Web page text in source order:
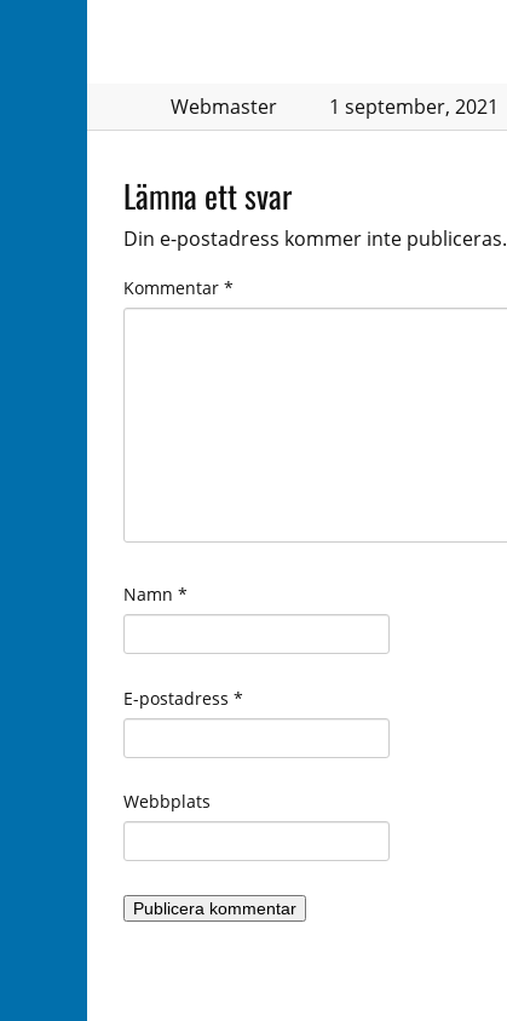
Webmaster 1 september, 2021
Lämna ett svar
Din e-postadress kommer inte publiceras.
Kommentar *
Namn *
E-postadress *
Webbplats